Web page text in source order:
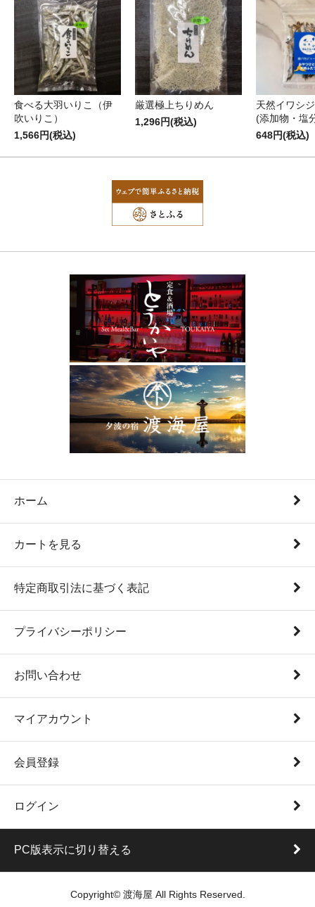
食べる大羽いりこ（伊
吹いりこ）
1,566円(税込)
厳選極上ちりめん
1,296円(税込)
天然イワシ
(添加物・塩
648円(税込)
ホーム
カートを見る
特定商取引法に基づく表記
プライバシーポリシー
お問い合わせ
マイアカウント
会員登録
ログイン
PC版表示に切り替える
Copyright© 渡海屋 All Rights Reserved.